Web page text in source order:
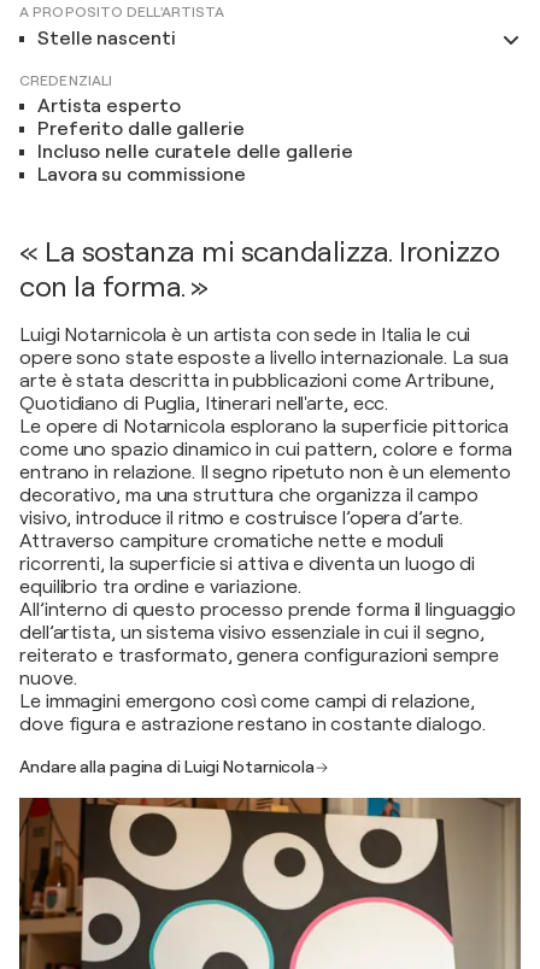
A PROPOSITO DELL'ARTISTA
Stelle nascenti
CREDENZIALI
Artista esperto
Preferito dalle gallerie
Incluso nelle curatele delle gallerie
Lavora su commissione
« La sostanza mi scandalizza. Ironizzo
con la forma. »
Luigi Notarnicola è un artista con sede in Italia le cui
opere sono state esposte a livello internazionale. La sua
arte è stata descritta in pubblicazioni come Artribune,
Quotidiano di Puglia, Itinerari nell'arte, ecc.
Le opere di Notarnicola esplorano la superficie pittorica
come uno spazio dinamico in cui pattern, colore e forma
entrano in relazione. Il segno ripetuto non è un elemento
decorativo, ma una struttura che organizza il campo
visivo, introduce il ritmo e costruisce l’opera d’arte.
Attraverso campiture cromatiche nette e moduli
ricorrenti, la superficie si attiva e diventa un luogo di
equilibrio tra ordine e variazione.
All’interno di questo processo prende forma il linguaggio
dell’artista, un sistema visivo essenziale in cui il segno,
reiterato e trasformato, genera configurazioni sempre
nuove.
Le immagini emergono così come campi di relazione,
dove figura e astrazione restano in costante dialogo.
Andare alla pagina di Luigi Notarnicola